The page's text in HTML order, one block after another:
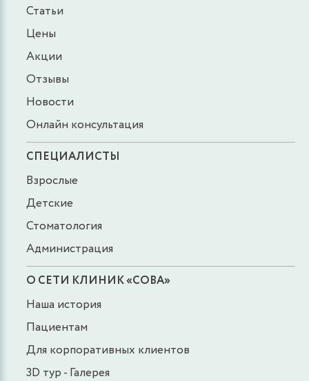
Статьи
Цены
Акции
Отзывы
Новости
Онлайн консультация
СПЕЦИАЛИСТЫ
Взрослые
Детские
Стоматология
Администрация
О СЕТИ КЛИНИК «СОВА»
Наша история
Пациентам
Для корпоративных клиентов
3D тур - Галерея